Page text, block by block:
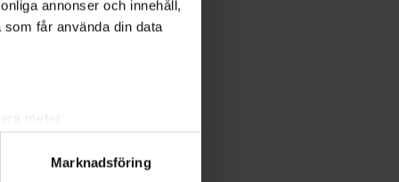
annonser och innehåll,
får använda din data
. Du kan ändra
Marknadsföring